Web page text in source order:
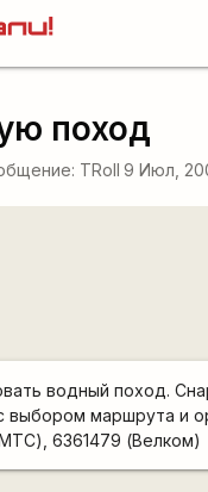
поход
TRoll 9 Июл,
водный поход.
выбором маршрута и
6361479 (Велком)